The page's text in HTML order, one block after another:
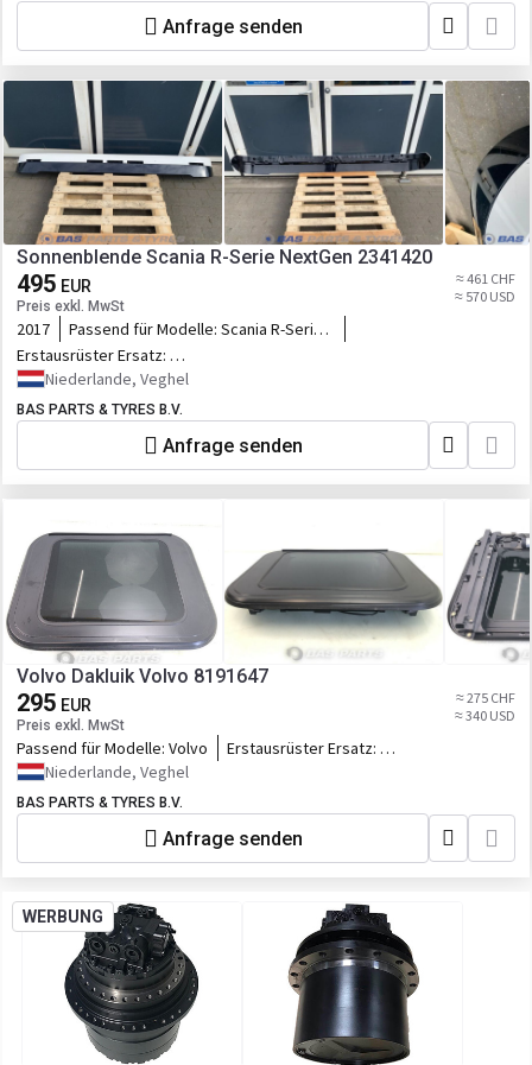
Anfrage senden
Sonnenblende Scania R-Serie NextGen 2341420
495 EUR
Preis exkl. MwSt
≈ 461 CHF
≈ 570 USD
2017 Passend für Modelle: Scania R-Serie
NextGen
Erstausrüster Ersatz:
2341420,2977808,2541737,2341422,1.00277,1.00009
Niederlande, Veghel
BAS PARTS & TYRES B.V.
Anfrage senden
Volvo Dakluik Volvo 8191647
295 EUR
Preis exkl. MwSt
≈ 275 CHF
≈ 340 USD
Passend für Modelle: Volvo
Erstausrüster Ersatz:
Niederlande, Veghel
BAS PARTS & TYRES B.V.
Anfrage senden
WERBUNG